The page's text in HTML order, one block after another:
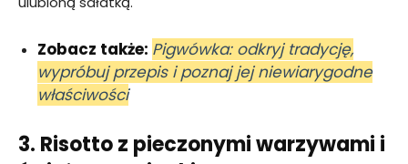
Zobacz także: Pigwówka: odkryj tradycję,
wypróbuj przepis i poznaj jej niewiarygodne
właściwości
3. Risotto z pieczonymi warzywami i